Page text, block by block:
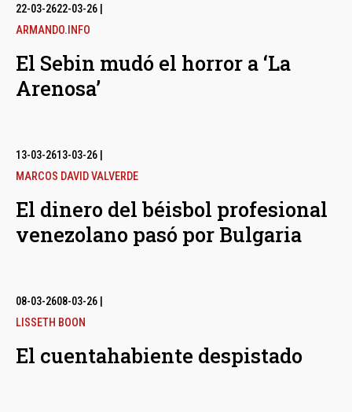
22-03-2622-03-26
ARMANDO.INFO
El Sebin mudó el horror a ‘La
Arenosa’
13-03-2613-03-26
MARCOS DAVID VALVERDE
El dinero del béisbol profesional
venezolano pasó por Bulgaria
08-03-2608-03-26
LISSETH BOON
El cuentahabiente despistado